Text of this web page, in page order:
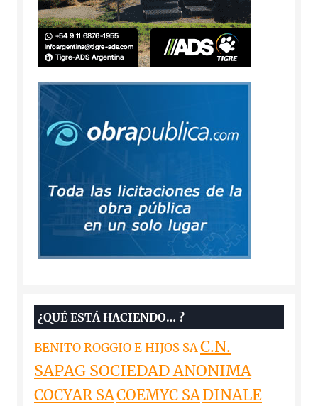
¿QUÉ ESTÁ HACIENDO… ?
BENITO ROGGIO E HIJOS SAC.N.
SAPAG SOCIEDAD ANONIMA
COCYAR SACOEMYC SADINALE